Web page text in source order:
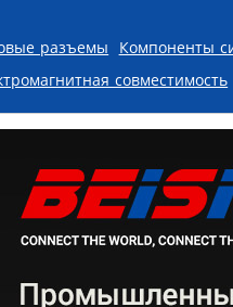
to contentразъемы Компоненты
совместимость